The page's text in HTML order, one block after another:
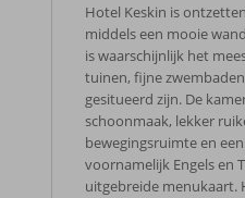
Hotel Keskin is
middels een mooie
is waarschijnlijk het
tuinen, fijne
gesitueerd zijn. De
schoonmaak, lekker
bewegingsruimte en
voornamelijk Engels en
uitgebreide menukaart.